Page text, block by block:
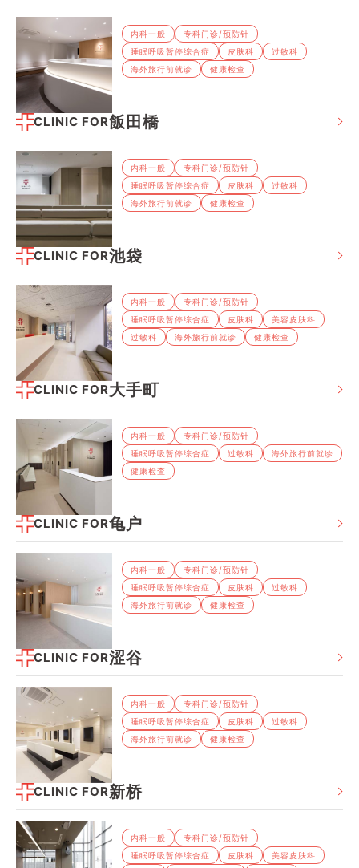
内科⼀般
专科⻔诊/预防针
睡眠呼吸暂停综合症
⽪肤科
过敏科
海外旅⾏前就诊
健康检查
CLINIC FOR飯田橋
内科⼀般
专科⻔诊/预防针
睡眠呼吸暂停综合症
⽪肤科
过敏科
海外旅⾏前就诊
健康检查
CLINIC FOR池袋
内科⼀般
专科⻔诊/预防针
睡眠呼吸暂停综合症
⽪肤科
美容皮肤科
过敏科
海外旅⾏前就诊 健康检查
CLINIC FOR大手町
内科⼀般
专科⻔诊/预防针
睡眠呼吸暂停综合症
过敏科
海外旅⾏前就诊
健康检查
CLINIC FOR龟户
内科⼀般
专科⻔诊/预防针
睡眠呼吸暂停综合症
⽪肤科
过敏科
海外旅⾏前就诊
健康检查
CLINIC FOR涩谷
内科⼀般
专科⻔诊/预防针
睡眠呼吸暂停综合症
⽪肤科
过敏科
海外旅⾏前就诊
健康检查
CLINIC FOR新桥
内科⼀般
专科⻔诊/预防针
睡眠呼吸暂停综合症
⽪肤科
美容皮肤科